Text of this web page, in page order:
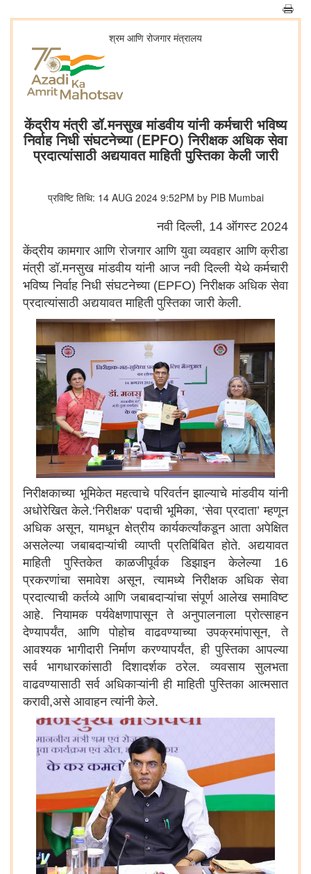
श्रम आणि रोजगार मंत्रालय
केंद्रीय मंत्री डॉ.मनसुख मांडवीय यांनी कर्मचारी भविष्य
निर्वाह निधी संघटनेच्या (EPFO) निरीक्षक अधिक सेवा
प्रदात्यांसाठी अद्ययावत माहिती पुस्तिका केली जारी
प्रविष्टि तिथि: 14 AUG 2024 9:52PM by PIB Mumbai
नवी दिल्ली, 14 ऑगस्ट 2024
केंद्रीय कामगार आणि रोजगार आणि युवा व्यवहार आणि क्रीडा
मंत्री डॉ.मनसुख मांडवीय यांनी आज नवी दिल्ली येथे कर्मचारी
भविष्य निर्वाह निधी संघटनेच्या (EPFO) निरीक्षक अधिक सेवा
प्रदात्यांसाठी अद्ययावत माहिती पुस्तिका जारी केली.
निरीक्षकाच्या भूमिकेत महत्वाचे परिवर्तन झाल्याचे मांडवीय यांनी
अधोरेखित केले.‘निरीक्षक’ पदाची भूमिका, ‘सेवा प्रदाता’ म्हणून
अधिक असून, यामधून क्षेत्रीय कार्यकर्त्यांकडून आता अपेक्षित
असलेल्या जबाबदाऱ्यांची व्याप्ती प्रतिबिंबित होते. अद्ययावत
माहिती पुस्तिकेत काळजीपूर्वक डिझाइन केलेल्या 16
प्रकरणांचा समावेश असून, त्यामध्ये निरीक्षक अधिक सेवा
प्रदात्याची कर्तव्ये आणि जबाबदाऱ्यांचा संपूर्ण आलेख समाविष्ट
आहे. नियामक पर्यवेक्षणापासून ते अनुपालनाला प्रोत्साहन
देण्यापर्यंत, आणि पोहोच वाढवण्याच्या उपक्रमांपासून, ते
आवश्यक भागीदारी निर्माण करण्यापर्यंत, ही पुस्तिका आपल्या
सर्व भागधारकांसाठी दिशादर्शक ठरेल. व्यवसाय सुलभता
वाढवण्यासाठी सर्व अधिकाऱ्यांनी ही माहिती पुस्तिका आत्मसात
करावी,असे आवाहन त्यांनी केले.